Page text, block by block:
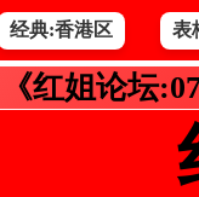
经典:香港区 表
《红姐论坛